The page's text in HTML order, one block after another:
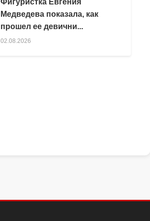
Фигуристка Евгения
Медведева показала, как
прошел ее девични...
02.08.2026